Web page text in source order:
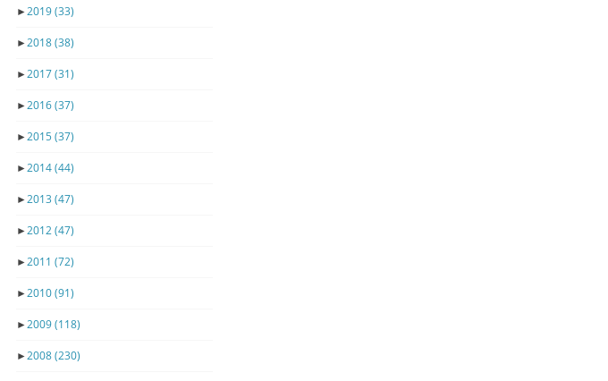
►2019(33)
►2018(38)
►2017(31)
►2016(37)
►2015(37)
►2014(44)
►2013 (47)
►2012(47)
►2011 (72)
►2010(91)
►2009(118)
►2008(230)